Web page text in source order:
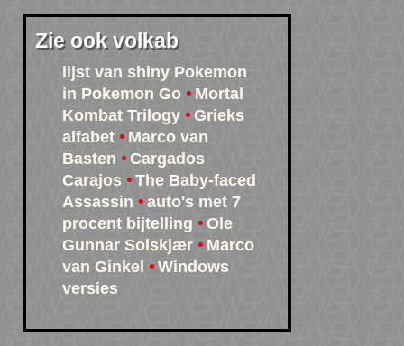
Zie ook volkab
lijst van shiny Pokemon
in Pokemon Go
Mortal
Kombat Trilogy
Grieks
alfabet
Marco van
Basten
Cargados
Carajos
The Baby-faced
Assassin
auto's met 7
procent bijtelling
Ole
Gunnar Solskjær
Marco
van Ginkel
Windows
versies